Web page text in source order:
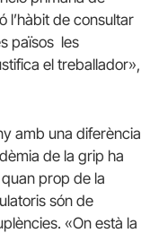
l’hàbit de consultar
països les
el treballador»,
amb una diferència
de la grip ha
prop de la
són de
«On està la